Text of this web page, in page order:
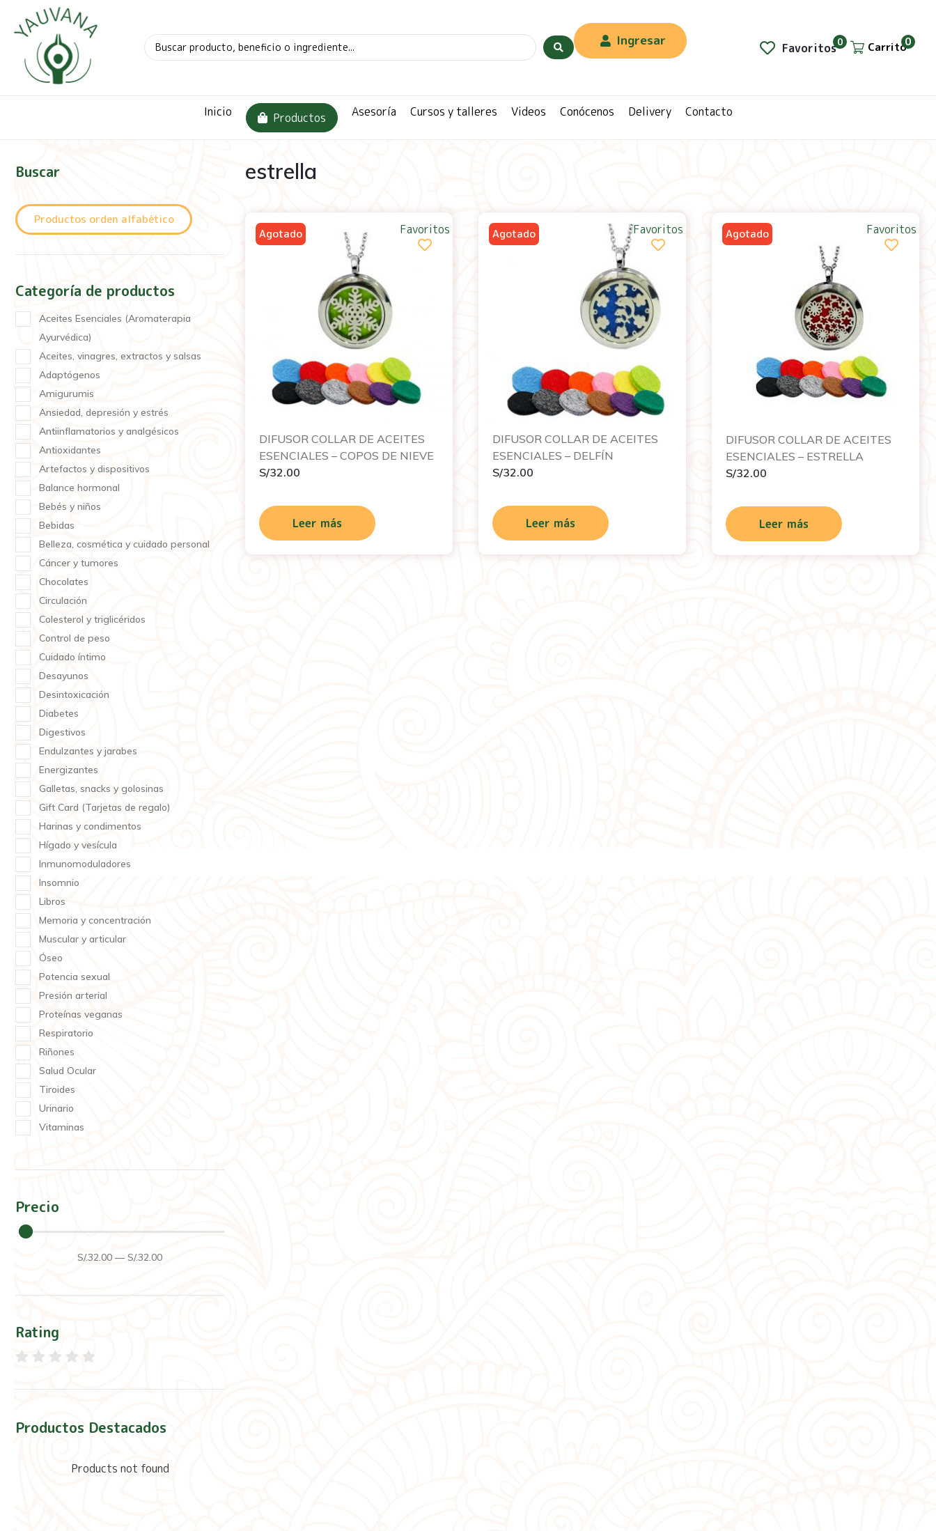
Ingresar Favoritos0 Carrito0
Inicio Productos Asesoría Cursos y talleres Videos Conócenos Delivery Contacto
Buscar
Productos orden alfabético
Categoría de productos
Aceites Esenciales (Aromaterapia
Ayurvédica)
Aceites, vinagres, extractos y salsas
Adaptógenos
Amigurumis
Ansiedad, depresión y estrés
Antiinflamatorios y analgésicos
Antioxidantes
Artefactos y dispositivos
Balance hormonal
Bebés y niños
Bebidas
Belleza, cosmética y cuidado personal
Cáncer y tumores
Chocolates
Circulación
Colesterol y triglicéridos
Control de peso
Cuidado íntimo
Desayunos
Desintoxicación
Diabetes
Digestivos
Endulzantes y jarabes
Energizantes
Galletas, snacks y golosinas
Gift Card (Tarjetas de regalo)
Harinas y condimentos
Hígado y vesícula
Inmunomoduladores
Insomnio
Libros
Memoria y concentración
Muscular y articular
Óseo
Potencia sexual
Presión arterial
Proteínas veganas
Respiratorio
Riñones
Salud Ocular
Tiroides
Urinario
Vitaminas
Precio
S/.32 .00 —S/.32 .00
Rating
Productos Destacados
Products not found
estrella
DIFUSOR COLLAR DE ACEITES
ESENCIALES – COPOS DE NIEVE
S/32.00
Leer más
Favoritos
DIFUSOR COLLAR DE ACEITES
ESENCIALES – DELFÍN
S/32.00
Leer más
Favoritos
DIFUSOR COLLAR DE ACEITES
ESENCIALES – ESTRELLA
S/32.00
Leer más
Favoritos